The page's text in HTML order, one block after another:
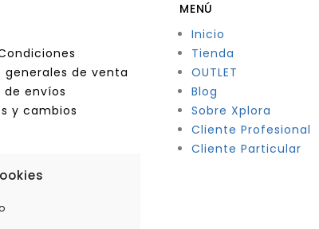
generales de venta
envíos
y cambios
MENÚ
Inicio
Tienda
OUTLET
Blog
Sobre Xplora
Cliente Profesional
Cliente Particular